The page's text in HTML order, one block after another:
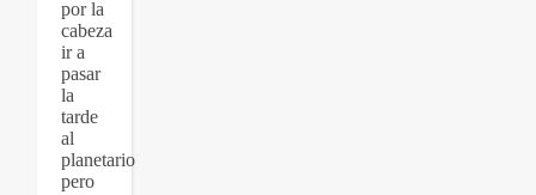
por la
cabeza
ir a
pasar
la
tarde
al
planetario
pero